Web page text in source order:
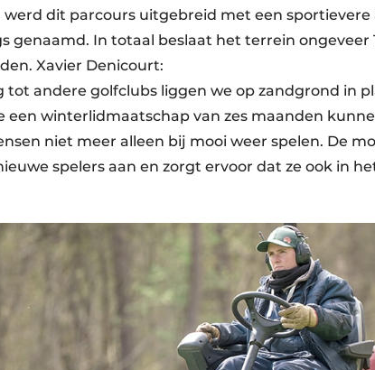
werd dit parcours uitgebreid met een
genaamd. In totaal beslaat het terrein
Xavier Denicourt:
tot andere golfclubs liggen we op zandgrond in
een winterlidmaatschap van zes maanden
niet meer alleen bij mooi weer spelen. De
spelers aan en zorgt ervoor dat ze ook in